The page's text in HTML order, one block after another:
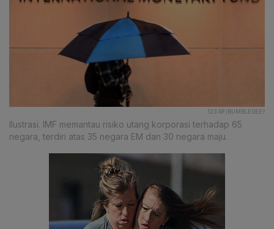
123.RF/BUMBLEDEE?
Ilustrasi. IMF memantau risiko utang korporasi terhadap 65
negara, terdiri atas 35 negara EM dan 30 negara maju.